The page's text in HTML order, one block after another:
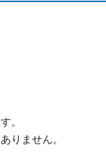
。
りません。